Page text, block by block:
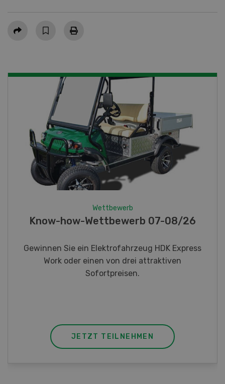
Teilen
Fotorätsel 07-08/26
Gewinnen Sie eines von fünf LANDI
Taschenmessern
JETZT TEILNEHMEN